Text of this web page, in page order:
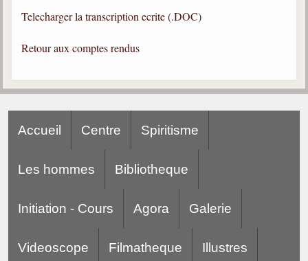
Gabriel Delanne
Bibliothèque spirite
Documents
Telecharger la transcription ecrite (.DOC)
Retour aux comptes rendus
Accueil Centre Spiritisme
Les hommes Bibliotheque
Initiation - Cours Agora Galerie
Videoscope Filmatheque Illustres